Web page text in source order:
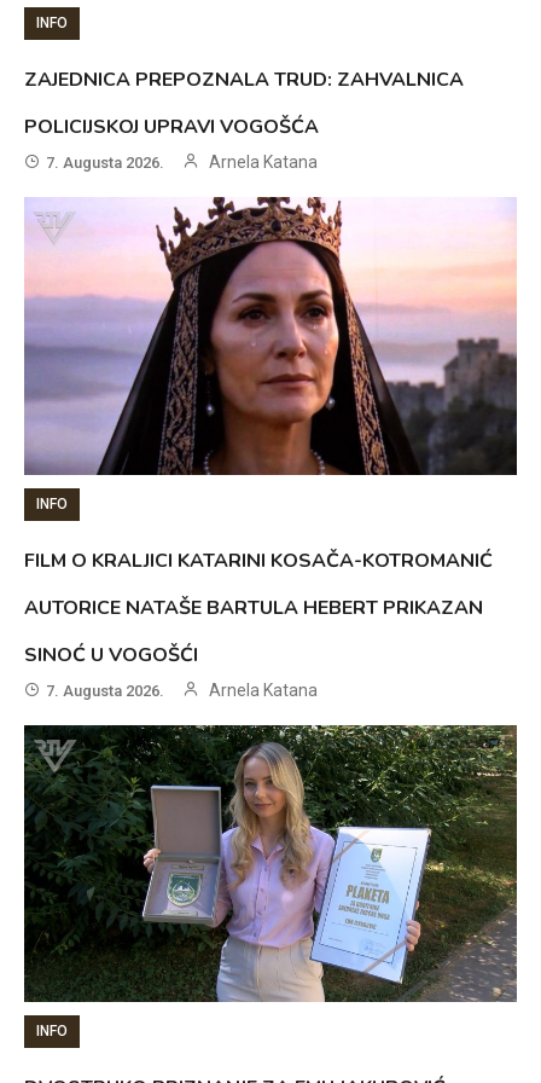
INFO
ZAJEDNICA PREPOZNALA TRUD: ZAHVALNICA
POLICIJSKOJ UPRAVI VOGOŠĆA
7. Augusta 2026. Arnela Katana
INFO
FILM O KRALJICI KATARINI KOSAČA-KOTROMANIĆ
AUTORICE NATAŠE BARTULA HEBERT PRIKAZAN
SINOĆ U VOGOŠĆI
7. Augusta 2026. Arnela Katana
INFO